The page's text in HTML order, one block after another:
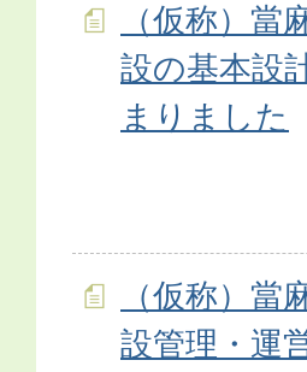
（仮称）當
設の基本設
まりました
（仮称）當
設管理・運